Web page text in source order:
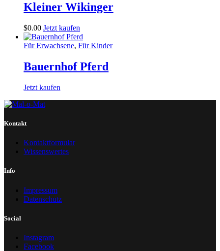
Kleiner Wikinger
$0.00 Jetzt kaufen
Für Erwachsene, Für Kinder
Bauernhof Pferd
Jetzt kaufen
Kontakt
Kontaktformular
Wissenswertes
Info
Impressum
Datenschutz
Social
Instagram
Facebook